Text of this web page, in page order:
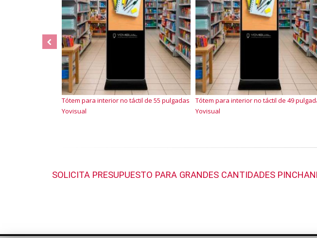
Tótem para interior no táctil de 55 pulgadas
Yovisual
Tótem para interior no táctil de 49
Yovisual
SOLICITA PRESUPUESTO PARA GRANDES CANTIDADES